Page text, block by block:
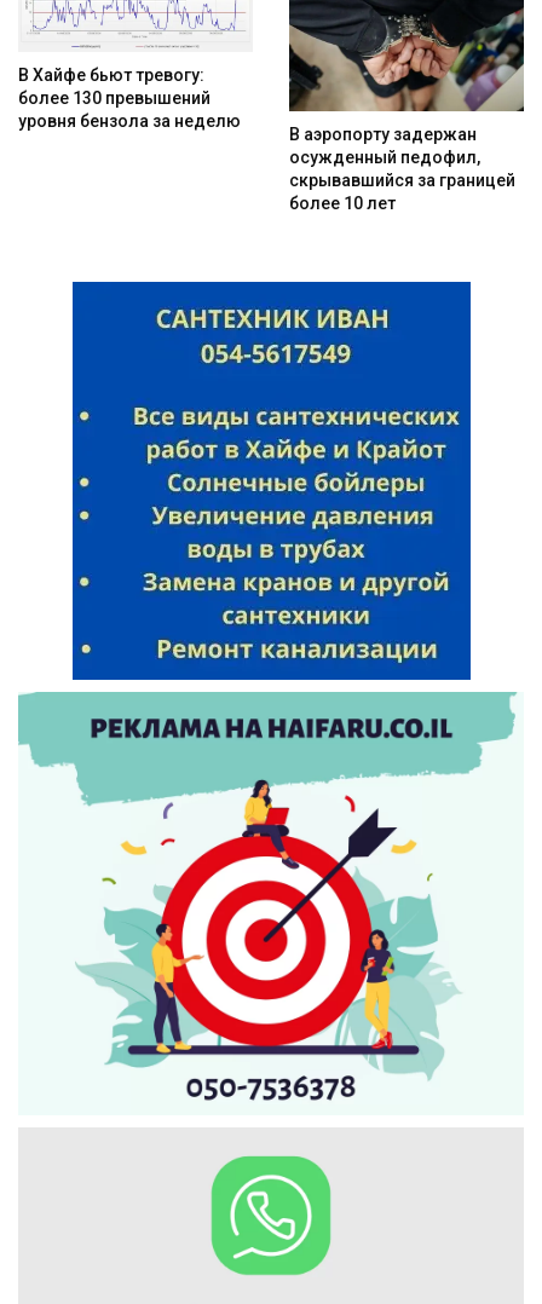
В Хайфе бьют тревогу:
более 130 превышений
уровня бензола за неделю
В аэропорту задержан
осужденный педофил,
скрывавшийся за границей
более 10 лет